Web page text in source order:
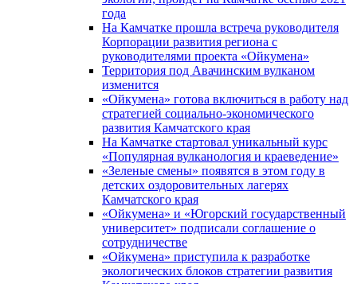
года
На Камчатке прошла встреча руководителя
Корпорации развития региона с
руководителями проекта «Ойкумена»
Территория под Авачинским вулканом
изменится
«Ойкумена» готова включиться в работу над
стратегией социально-экономического
развития Камчатского края
На Камчатке стартовал уникальный курс
«Популярная вулканология и краеведение»
«Зеленые смены» появятся в этом году в
детских оздоровительных лагерях
Камчатского края
«Ойкумена» и «Югорский государственный
университет» подписали соглашение о
сотрудничестве
«Ойкумена» приступила к разработке
экологических блоков стратегии развития